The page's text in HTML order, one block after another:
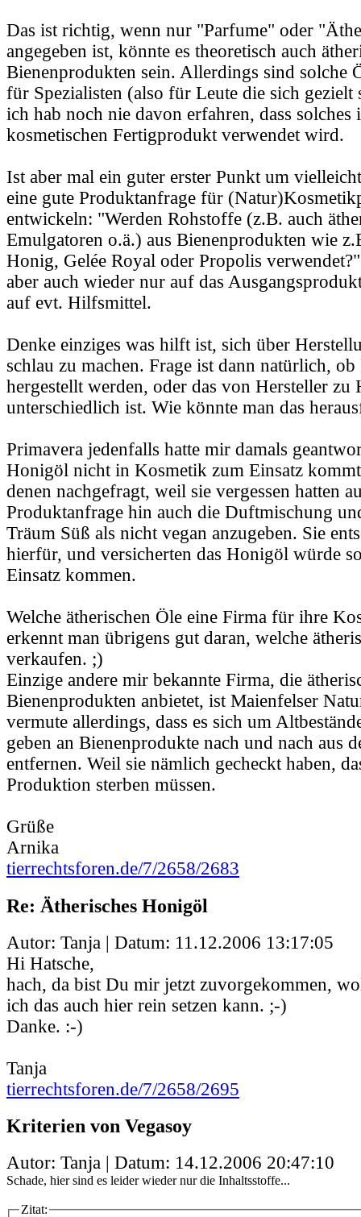
Das ist richtig, wenn nur "Parfume" oder
angegeben ist, könnte es theoretisch auch
Bienenprodukten sein. Allerdings sind solche
für Spezialisten (also für Leute die sich gezielt
ich hab noch nie davon erfahren, dass solches
kosmetischen Fertigprodukt verwendet wird.
Ist aber mal ein guter erster Punkt um
eine gute Produktanfrage für
entwickeln: "Werden Rohstoffe (z.B. auch
Emulgatoren o.ä.) aus Bienenprodukten wie
Honig, Gelée Royal oder Propolis
aber auch wieder nur auf das
auf evt. Hilfsmittel.
Denke einziges was hilft ist, sich über
schlau zu machen. Frage ist dann natürlich,
hergestellt werden, oder das von Hersteller zu
unterschiedlich ist. Wie könnte man das
Primavera jedenfalls hatte mir damals
Honigöl nicht in Kosmetik zum Einsatz
denen nachgefragt, weil sie vergessen hatten
Produktanfrage hin auch die Duftmischung
Träum Süß als nicht vegan anzugeben. Sie
hierfür, und versicherten das Honigöl würde
Einsatz kommen.
Welche ätherischen Öle eine Firma für ihre
erkennt man übrigens gut daran, welche
verkaufen. ;)
Einzige andere mir bekannte Firma, die
Bienenprodukten anbietet, ist Maienfelser
vermute allerdings, dass es sich um
geben an Bienenprodukte nach und nach aus
entfernen. Weil sie nämlich gecheckt haben,
Produktion sterben müssen.
Grüße
Arnika
tierrechtsforen.de/7/2658/2683
Re: Ätherisches Honigöl
Autor: Tanja | Datum: 11.12.2006 13:17:05
Hi Hatsche,
hach, da bist Du mir jetzt zuvorgekommen,
ich das auch hier rein setzen kann. ;-)
Danke. :-)
Tanja
tierrechtsforen.de/7/2658/2695
Kriterien von Vegasoy
Autor: Tanja | Datum: 14.12.2006 20:47:10
Schade, hier sind es leider wieder nur die Inhaltsstoffe...
Zitat: